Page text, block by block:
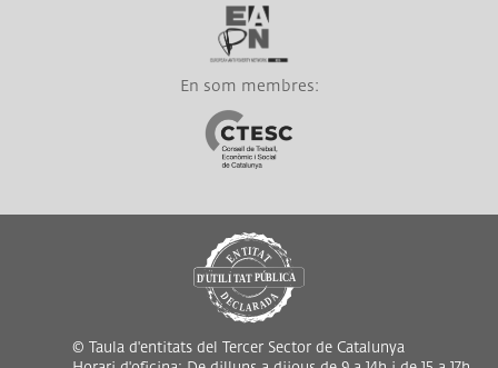
En som membres:
Link a CTESC
© Taula d'entitats del Tercer Sector de Catalunya